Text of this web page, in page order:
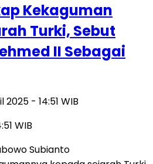
Kekaguman
Turki, Sebut
II Sebagai
2025 - 14:51 WIB
WIB
Subianto